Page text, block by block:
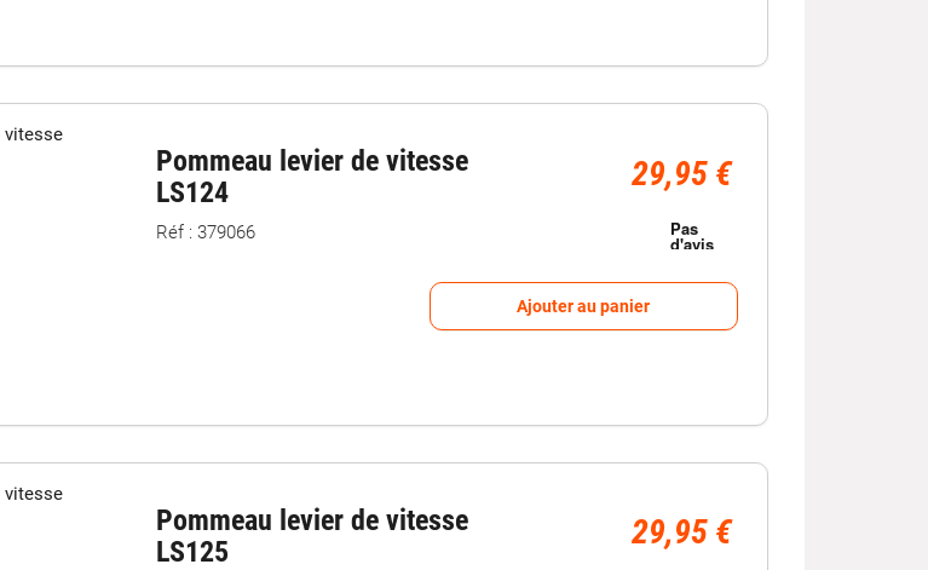
Pommeau levier de vitesse
LS124
29,95 €
Réf : 379066
Ajouter au panier
Pommeau levier de vitesse
LS125
29,95 €